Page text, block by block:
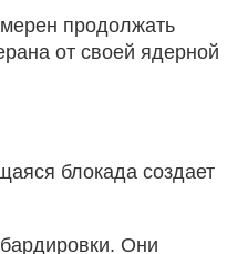
продолжать
от своей ядерной
блокада создает
Они